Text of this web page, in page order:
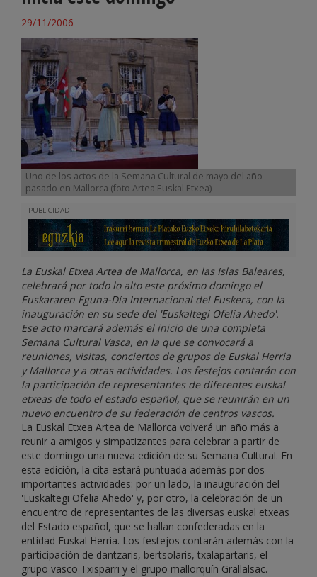
29/11/2006
Uno de los actos de la Semana Cultural de mayo del año
pasado en Mallorca (foto Artea Euskal Etxea)
PUBLICIDAD
La Euskal Etxea Artea de Mallorca, en las Islas Baleares,
celebrará por todo lo alto este próximo domingo el
Euskararen Eguna-Día Internacional del Euskera, con la
inauguración en su sede del 'Euskaltegi Ofelia Ahedo'.
Ese acto marcará además el inicio de una completa
Semana Cultural Vasca, en la que se convocará a
reuniones, visitas, conciertos de grupos de Euskal Herria
y Mallorca y a otras actividades. Los festejos contarán con
la participación de representantes de diferentes euskal
etxeas de todo el estado español, que se reunirán en un
nuevo encuentro de su federación de centros vascos.
La Euskal Etxea Artea de Mallorca volverá un año más a
reunir a amigos y simpatizantes para celebrar a partir de
este domingo una nueva edición de su Semana Cultural. En
esta edición, la cita estará puntuada además por dos
importantes actividades: por un lado, la inauguración del
'Euskaltegi Ofelia Ahedo' y, por otro, la celebración de un
encuentro de representantes de las diversas euskal etxeas
del Estado español, que se hallan confederadas en la
entidad Euskal Herria. Los festejos contarán además con la
participación de dantzaris, bertsolaris, txalapartaris, el
grupo vasco Txisparri y el grupo mallorquín Grallalsac.